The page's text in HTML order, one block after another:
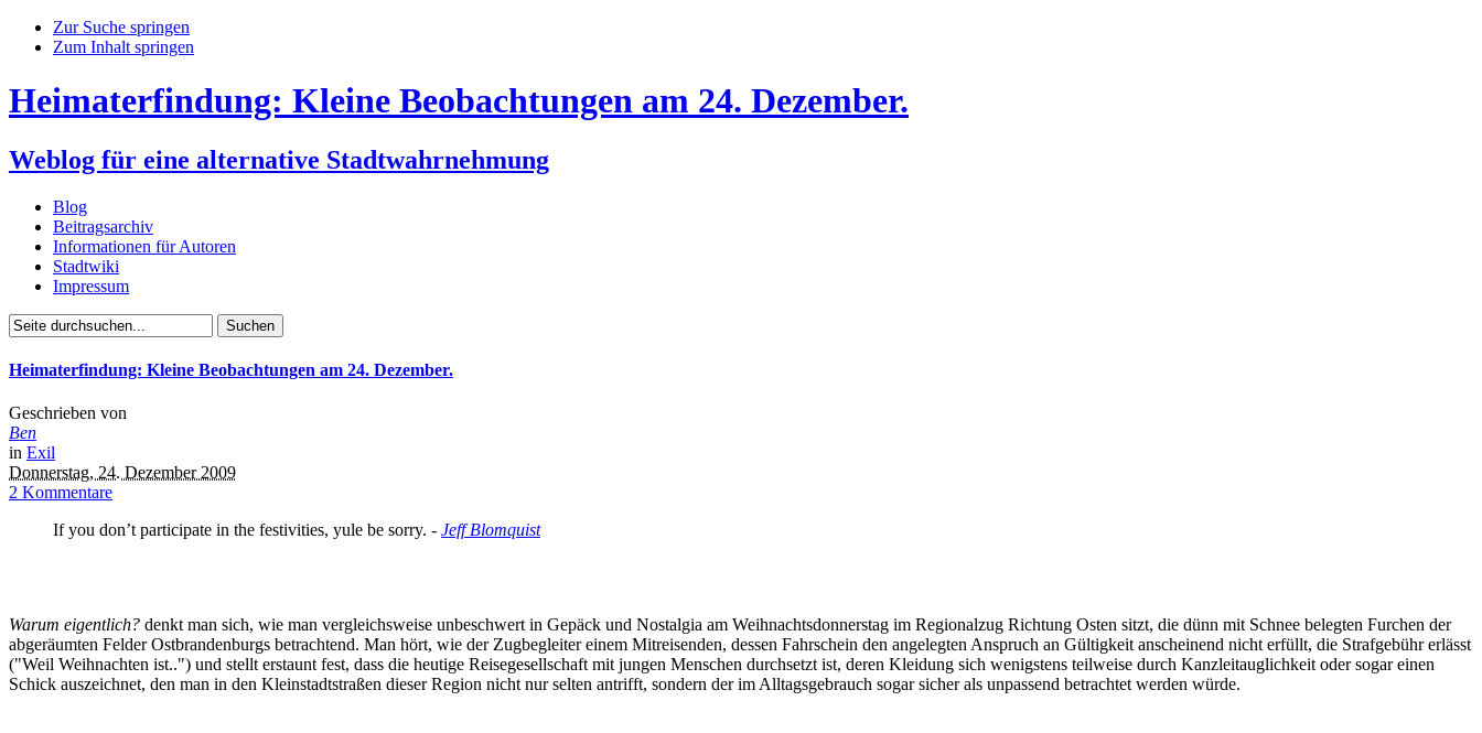
Zur Suche springen
Zum Inhalt springen
Heimaterfindung: Kleine Beobachtungen am 24. Dezember.
Weblog für eine alternative Stadtwahrnehmung
Blog
Beitragsarchiv
Informationen für Autoren
Stadtwiki
Impressum
Heimaterfindung: Kleine Beobachtungen am 24. Dezember.
Geschrieben von
Ben
in Exil
Donnerstag, 24. Dezember 2009
2 Kommentare
If you don’t participate in the festivities, yule be sorry. - Jeff Blomquist
Warum eigentlich? denkt man sich, wie man vergleichsweise unbeschwert in Gepäck und Nostalgia am Weihnachtsdonnerstag im Regionalzug Richtung Osten sitzt, die dünn mit Schnee belegten Furchen der
abgeräumten Felder Ostbrandenburgs betrachtend. Man hört, wie der Zugbegleiter einem Mitreisenden, dessen Fahrschein den angelegten Anspruch an Gültigkeit anscheinend nicht erfüllt, die Strafgebühr erlässt
("Weil Weihnachten ist..") und stellt erstaunt fest, dass die heutige Reisegesellschaft mit jungen Menschen durchsetzt ist, deren Kleidung sich wenigstens teilweise durch Kanzleitauglichkeit oder sogar einen
Schick auszeichnet, den man in den Kleinstadtstraßen dieser Region nicht nur selten antrifft, sondern der im Alltagsgebrauch sogar sicher als unpassend betrachtet werden würde.